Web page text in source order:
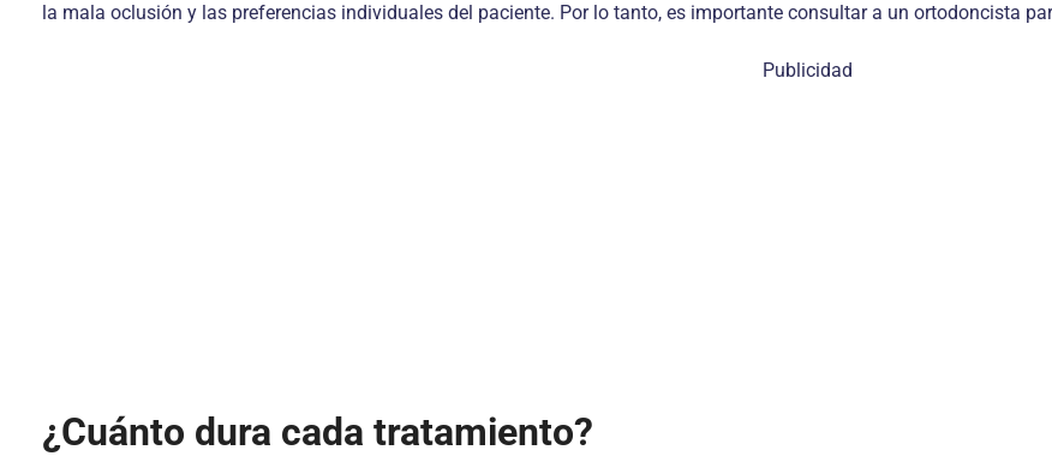
la mala oclusión y las preferencias individuales del paciente. Por lo tanto, es importante consultar a un ortodoncista
Publicidad
¿Cuánto dura cada tratamiento?